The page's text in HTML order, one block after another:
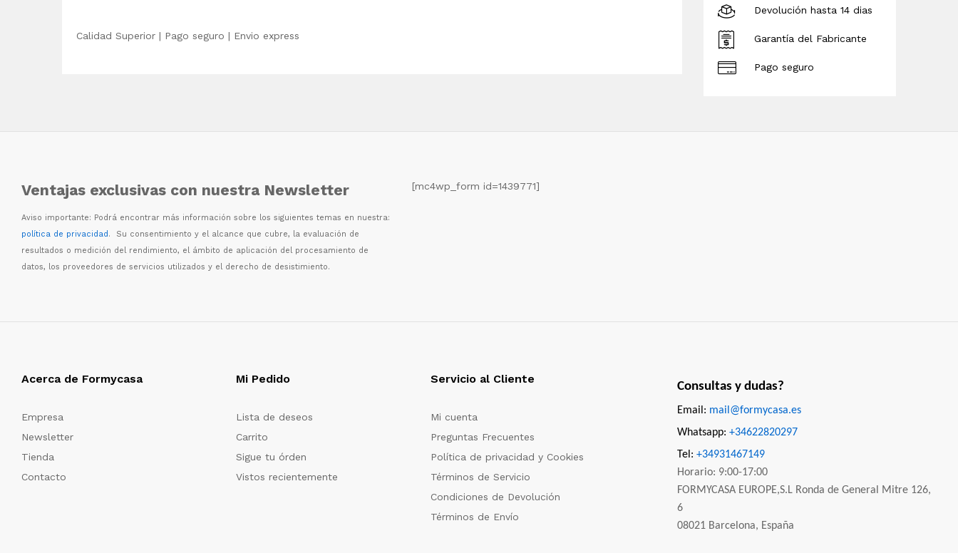
Calidad Superior | Pago seguro | Envio express
Devolución hasta 14 dias
Garantía del Fabricante
Pago seguro
Ventajas exclusivas con nuestra Newsletter
Aviso importante: Podrá encontrar más información sobre los siguientes temas en nuestra:
política de privacidad. Su consentimiento y el alcance que cubre, la evaluación de
resultados o medición del rendimiento, el ámbito de aplicación del procesamiento de
datos, los proveedores de servicios utilizados y el derecho de desistimiento.
[mc4wp_form id=1439771]
Acerca de Formycasa
Empresa
Newsletter
Tienda
Contacto
Mi Pedido
Lista de deseos
Carrito
Sigue tu órden
Vistos recientemente
Servicio al Cliente
Mi cuenta
Preguntas Frecuentes
Política de privacidad y Cookies
Términos de Servicio
Condiciones de Devolución
Términos de Envío
Consultas y dudas?
Email: mail@formycasa.es
Whatsapp: +34622820297
Tel: +34931467149
Horario: 9:00-17:00
FORMYCASA EUROPE,S.L Ronda de General Mitre 126,
6
08021 Barcelona, España